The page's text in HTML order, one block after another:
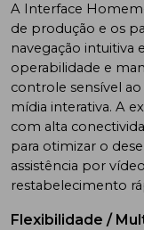
A Interface
de produção e os
navegação intuitiva
operabilidade e
controle sensível
mídia interativa. A
com alta
para otimizar o
assistência por
restabelecimento
Flexibilidade /